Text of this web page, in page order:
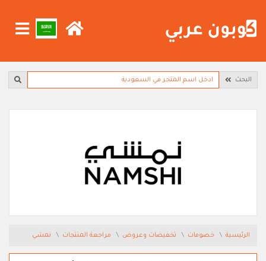
البحث
الرئيسية خصومات تخفيضات وعروض مراجعة المنتجات نمشي